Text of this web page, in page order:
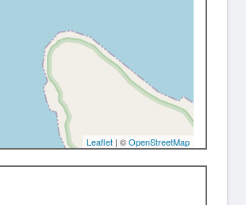
Leaflet | ©OpenStreetMap